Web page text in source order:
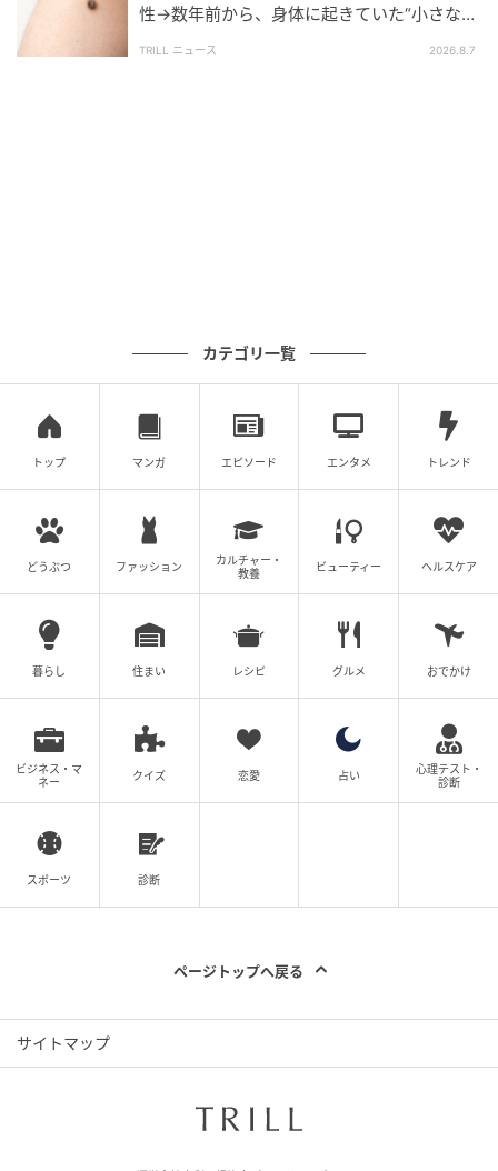
好き嫌いが激しい人の心理には、「嫌な思いをしたく
◇自分に自信がない
好き嫌いが激しいタイプの中には、自分に自信がない
という人も少なくありません。このタイプは「私なん
て……」という思い込みから、自分よりも優れている人
には見下されているように感じてしまい、無意識のう
ちに遠ざけてしまう傾向があります。
逆に自分に似た一面を持っている人や自分の方が勝っ
ていると思わせてくれるような人には、積極的に関わ
ろうとします。このタイプは自分と似たタイプの人と
出会ったら、その縁を大切にするといいでしょう。
◇無理してまで良い人間関係を築こうと思っていない
人間関係を築くうえでは、苦手な相手とも関わらなけ
ればならない場面があるものです。しかし、好き嫌い
がはっきりしている人の中には無理してまで相手に合
とはいえ、少しでも違和感を覚えた瞬間に相手を「嫌
ことです。少しやり取りを重ねてみると、意外と気が
合う相手だったと気づくこともあります。
■好き嫌いが激しい性格は、じっくり克服しよう
性→数年前から、身体に起きていた“小さな異
TRILL ニュース 2026.8.7
カテゴリ一覧
トップ マンガ エピソード エンタメ トレンド
どうぶつ ファッション
カルチャー・
教養
ビューティー ヘルスケア
暮らし 住まい レシピ グルメ おでかけ
ビジネス・マ
ネー
クイズ 恋愛 占い
心理テスト・
診断
スポーツ 診断
ページトップへ戻る
サイトマップ